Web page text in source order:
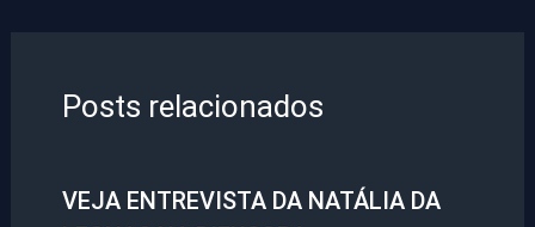
Posts relacionados
VEJA ENTREVISTA DA NATÁLIA DA